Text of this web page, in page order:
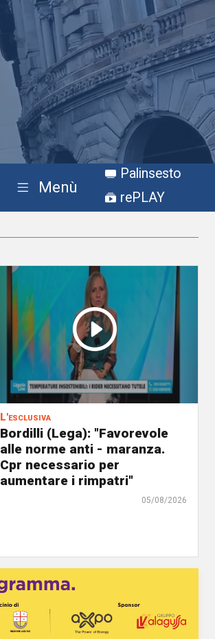
Menù
Palinsesto
rePLAY
L'esclusiva
Bordilli (Lega): "Favorevole
alle norme anti - maranza.
Cpr necessario per
aumentare i rimpatri"
05/08/2026